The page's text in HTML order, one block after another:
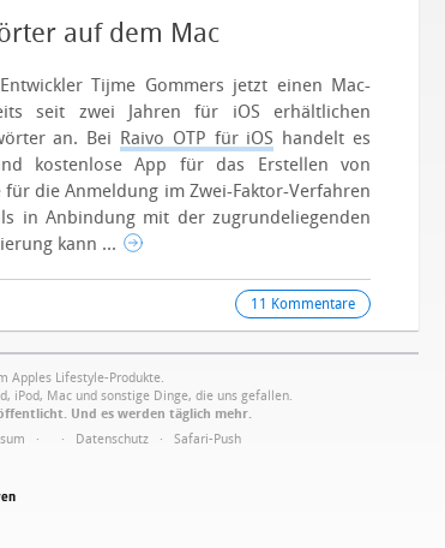
auf dem Mac
Tijme Gommers jetzt einen Mac-
seit zwei Jahren für iOS erhältlichen
an. Bei Raivo OTP für iOS handelt es
kostenlose App für das Erstellen von
die Anmeldung im Zwei-Faktor-Verfahren
in Anbindung mit der zugrundeliegenden
kann ...
11 Kommentare
Apples Lifestyle-Produkte.
iPod, Mac und sonstige Dinge, die uns gefallen.
Und es werden täglich mehr.
· · Datenschutz · Safari-Push